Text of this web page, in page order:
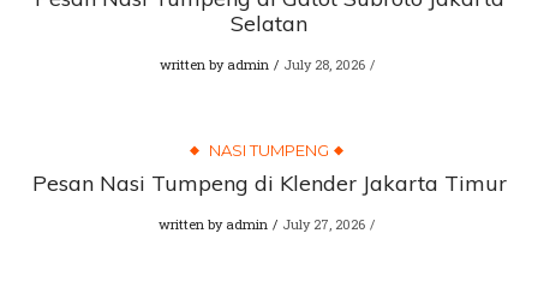
Selatan
written by admin July 28, 2026
NASI TUMPENG
Pesan Nasi Tumpeng di Klender Jakarta Timur
written by admin July 27, 2026